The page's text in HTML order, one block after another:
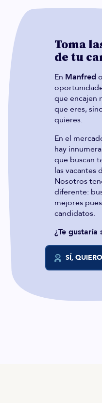
Toma
de tu
En Manfred
que encajen
que eres,
quieres.
En el
hay
que buscan
las vacantes
Nosotros
diferente:
mejores
candidatos.
¿Te gustaría
SÍ,